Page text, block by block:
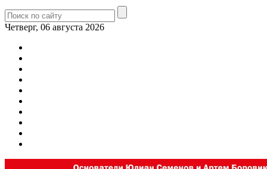
Четверг, 06 августа 2026